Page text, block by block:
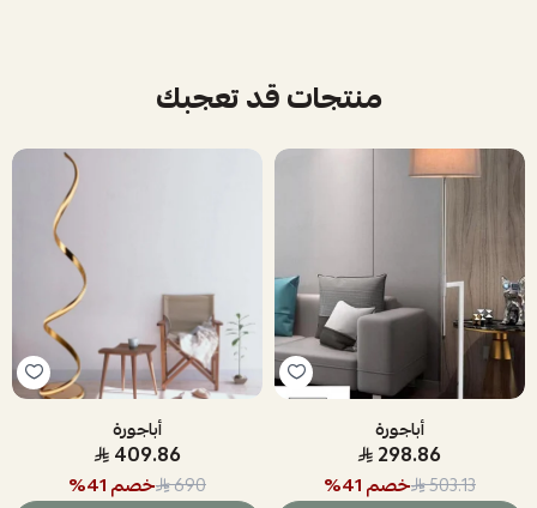
منتجات قد تعجبك
أباجورة
298.86
503.13 خصم41
%
أباجورة
409.86
690 خصم41
%